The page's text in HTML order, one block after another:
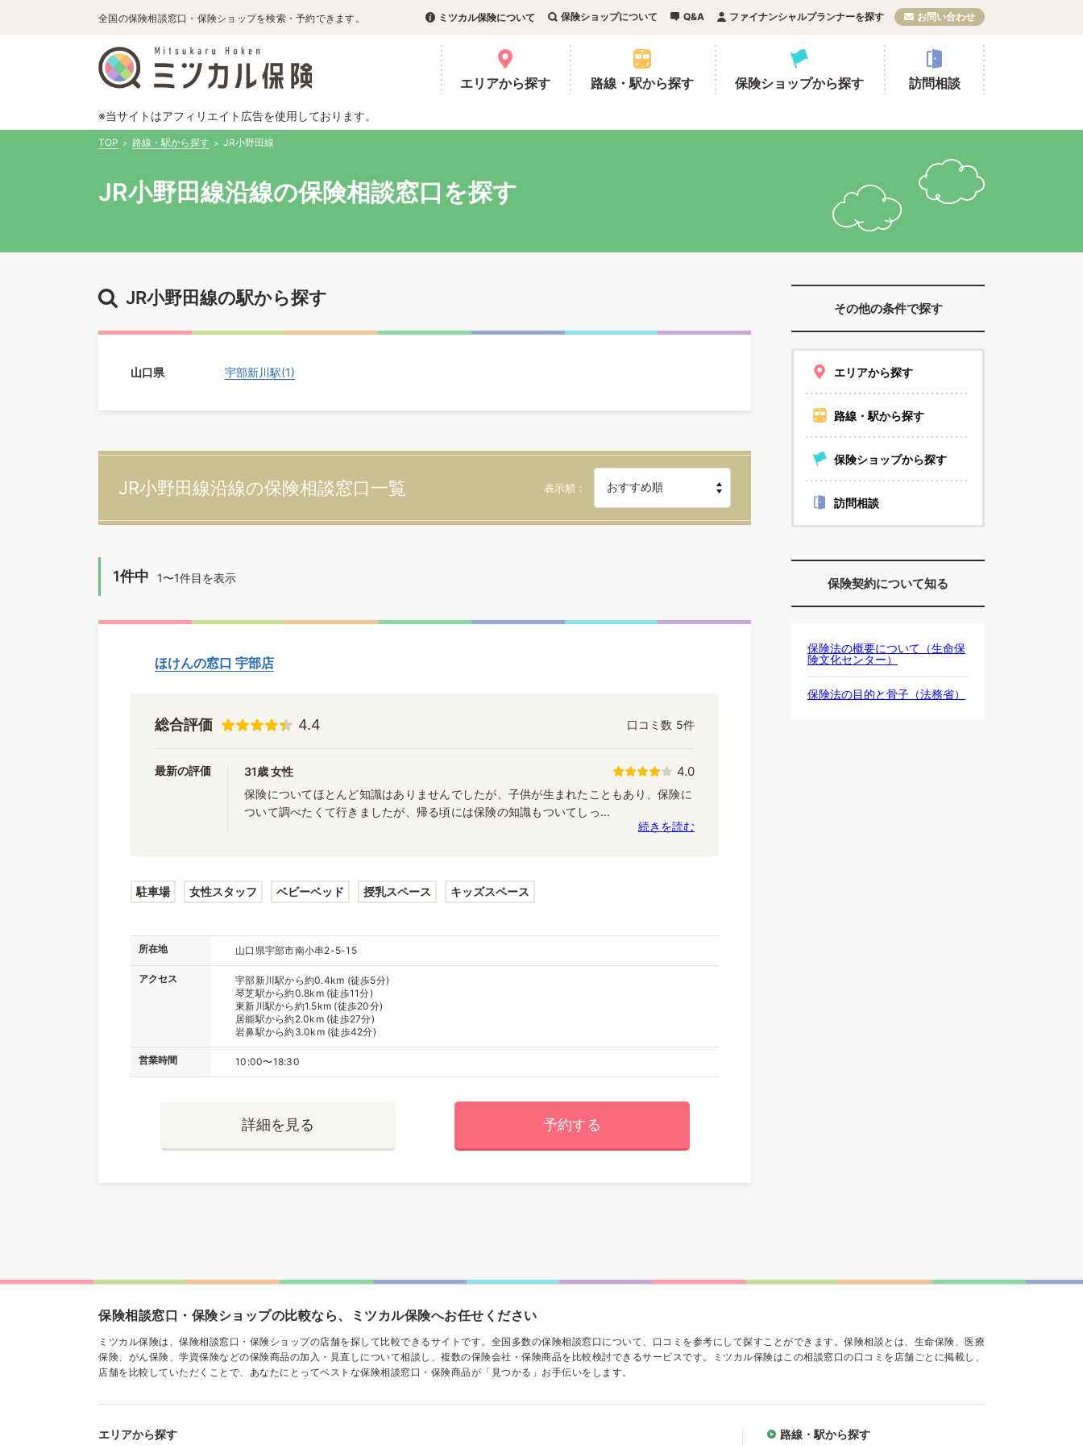
全国の保険相談窓口・保険ショップを検索・予約できます。 ミツカル保険について 保険ショップについて Q&A ファイナンシャルプランナーを探す お問い合わせ
エリアから探す 路線・駅から探す 保険ショップから探す 訪問相談
※当サイトはアフィリエイト広告を使用しております。
TOP 路線・駅から探す JR小野田線
JR小野田線沿線の保険相談窓口を探す
JR小野田線の駅から探す
山口県 宇部新川駅(1)
JR小野田線沿線の保険相談窓口一覧 表示順
1件中 1〜1件目を表示
ほけんの窓口 宇部店
総合評価 4.4 口コミ数 5件
最新の評価 31歳 女性 4.0
保険についてほとんど知識はありませんでしたが、子供が生まれたこともあり、保険に
ついて調べたくて行きましたが、帰る頃には保険の知識もついてしっ...
続きを読む
駐車場 女性スタッフ ベビーベッド 授乳スペース キッズスペース
所在地 山口県宇部市南小串2-5-15
アクセス
宇部新川駅から約0.4km (徒歩5分)
琴芝駅から約0.8km (徒歩11分)
東新川駅から約1.5km (徒歩20分)
居能駅から約2.0km (徒歩27分)
岩鼻駅から約3.0km (徒歩42分)
営業時間 10:00〜18:30
詳細を見る 予約する
その他の条件で探す
エリアから探す
路線・駅から探す
保険ショップから探す
訪問相談
保険契約について知る
保険法の概要について（生命保
険文化センター）
保険法の目的と骨子（法務省）
保険相談窓口・保険ショップの比較なら、ミツカル保険へお任せください
ミツカル保険は、保険相談窓口・保険ショップの店舗を探して比較できるサイトです。全国多数の保険相談窓口について、口コミを参考にして探すことができます。保険相談とは、生命保険、医療
保険、がん保険、学資保険などの保険商品の加入・見直しについて相談し、複数の保険会社・保険商品を比較検討できるサービスです。ミツカル保険はこの相談窓口の口コミを店舗ごとに掲載し、
店舗を比較していただくことで、あなたにとってベストな保険相談窓口・保険商品が「見つかる」お手伝いをします。
エリアから探す 路線・駅から探す